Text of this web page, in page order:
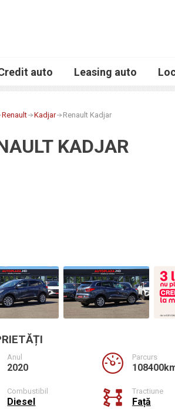
auto Leasing auto
Renault Kadjar Renault Kadjar
KADJAR
Anul
2020
Parcurs
Combustibil
Diesel
Tractiune
Față